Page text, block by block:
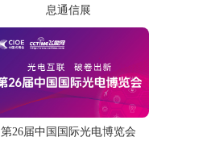
息通信展
第26届中国国际光电博览会